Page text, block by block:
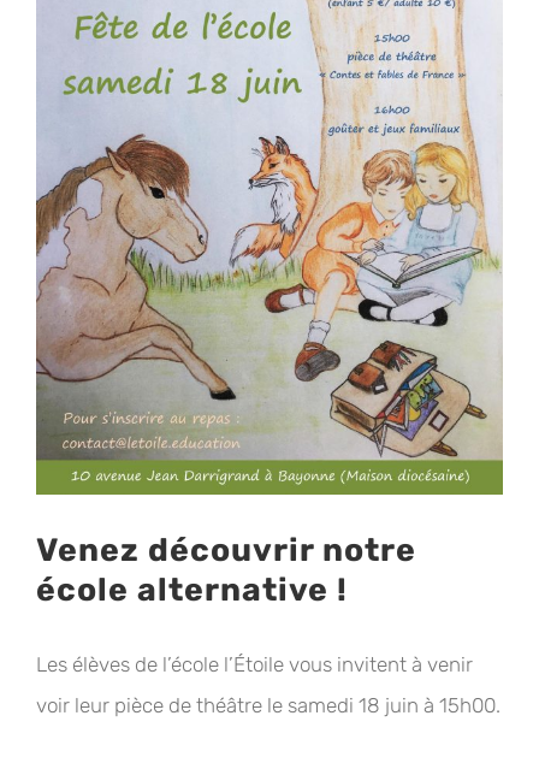
Venez découvrir notre
école alternative !
Les élèves de l’école l’Étoile vous invitent à venir
voir leur pièce de théâtre le samedi 18 juin à 15h00.